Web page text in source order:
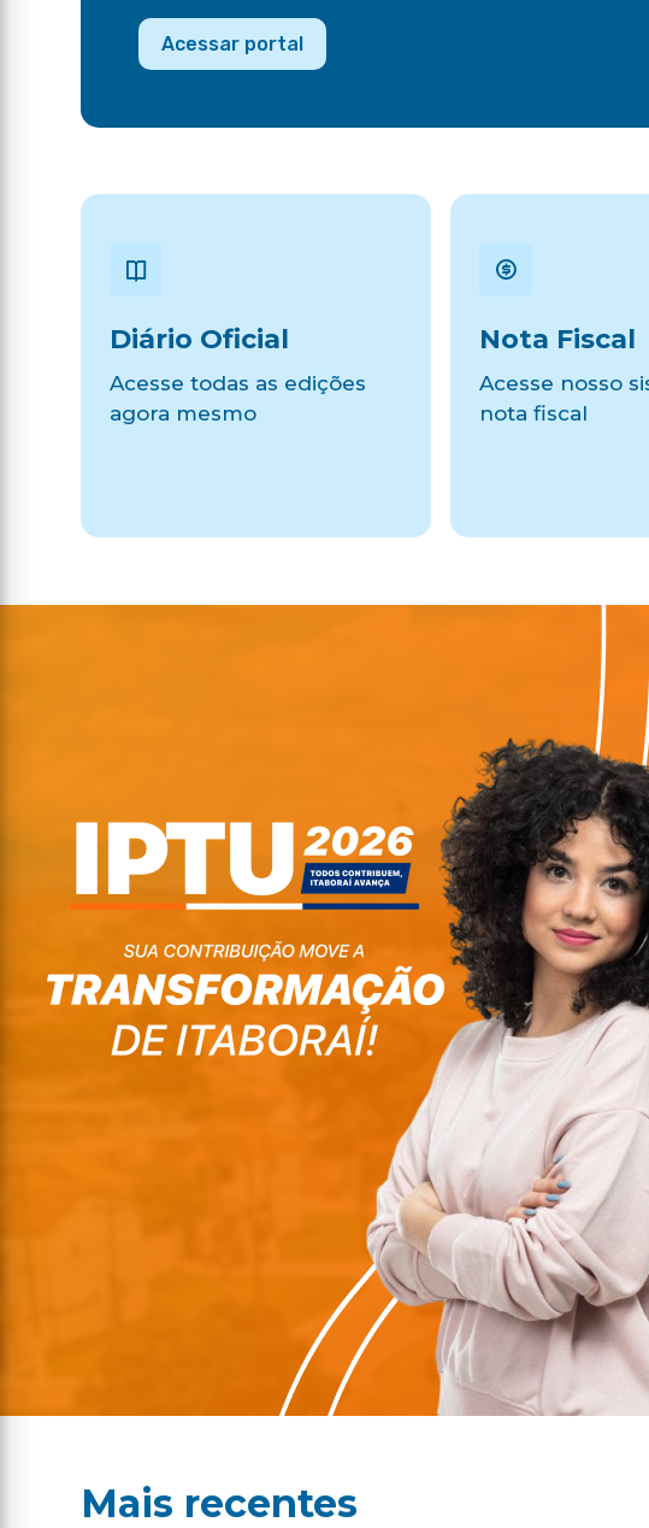
Acessar portal
Diário Oficial
Acesse todas as edições
agora mesmo
Nota Fiscal
Acesse nosso
nota fiscal
Mais recentes